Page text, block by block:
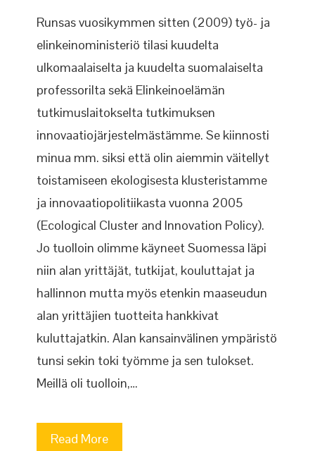
Runsas vuosikymmen sitten (2009) työ- ja
elinkeinoministeriö tilasi kuudelta
ulkomaalaiselta ja kuudelta suomalaiselta
professorilta sekä Elinkeinoelämän
tutkimuslaitokselta tutkimuksen
innovaatiojärjestelmästämme. Se kiinnosti
minua mm. siksi että olin aiemmin väitellyt
toistamiseen ekologisesta klusteristamme
ja innovaatiopolitiikasta vuonna 2005
(Ecological Cluster and Innovation Policy).
Jo tuolloin olimme käyneet Suomessa läpi
niin alan yrittäjät, tutkijat, kouluttajat ja
hallinnon mutta myös etenkin maaseudun
alan yrittäjien tuotteita hankkivat
kuluttajatkin. Alan kansainvälinen ympäristö
tunsi sekin toki työmme ja sen tulokset.
Meillä oli tuolloin,…
Read More